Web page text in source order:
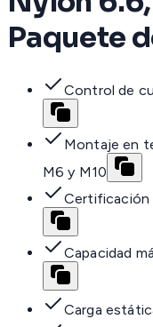
Paquete
Control de
Montaje en
M6 y M10
Certificación
Capacidad
Carga